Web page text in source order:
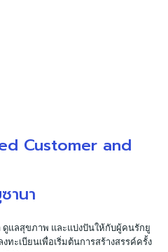
Customer and
านา
ดูแลสุขภาพ และแบ่งปันให้กับผู้คนรักยู
ทะเบียนเพื่อเริ่มต้นการสร้างสรรค์ครั้ง